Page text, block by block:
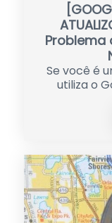
Problema
Se você é
utiliza o